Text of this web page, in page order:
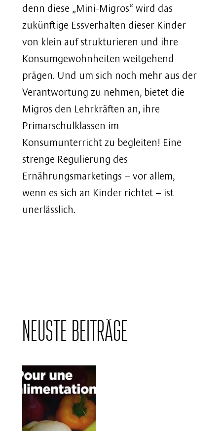
denn diese „Mini-Migros“ wird das
zukünftige Essverhalten dieser Kinder
von klein auf strukturieren und ihre
Konsumgewohnheiten weitgehend
prägen. Und um sich noch mehr aus der
Verantwortung zu nehmen, bietet die
Migros den Lehrkräften an, ihre
Primarschulklassen im
Konsumunterricht zu begleiten! Eine
strenge Regulierung des
Ernährungsmarketings – vor allem,
wenn es sich an Kinder richtet – ist
unerlässlich.
Neuste Beiträge